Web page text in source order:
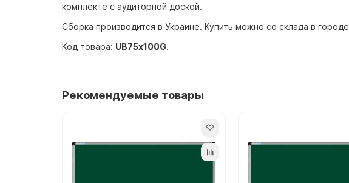
комплекте с аудиторной доской.
Сборка производится в Украине. Купить можно со склада в
Код товара: UB75х100G.
Рекомендуемые товары